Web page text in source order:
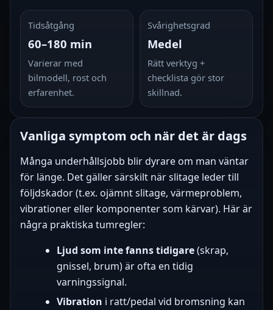
Tidsåtgång
60–180 min
Varierar med
bilmodell, rost och
erfarenhet.
Svårighetsgrad
Medel
Rätt verktyg +
checklista gör stor
skillnad.
Vanliga symptom och när det är dags
Många underhållsjobb blir dyrare om man väntar
för länge. Det gäller särskilt när slitage leder till
följdskador (t.ex. ojämnt slitage, värmeproblem,
vibrationer eller komponenter som kärvar). Här är
några praktiska tumregler:
Ljud som inte fanns tidigare(skrap,
gnissel, brum) är ofta en tidig
varningssignal.
Vibration i ratt/pedal vid bromsning kan